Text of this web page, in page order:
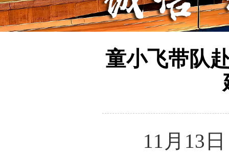
童小飞带队
11月13日